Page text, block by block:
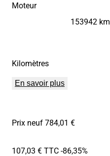
Moteur
Kilomètres
153942 km
En savoir plus
Prix neuf 784,01 €
107,03 € TTC-86,35%